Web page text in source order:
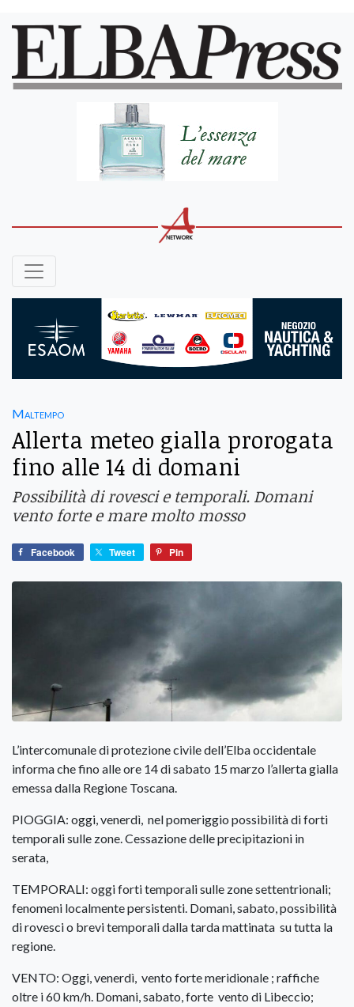
Maltempo
Allerta meteo gialla prorogata
fino alle 14 di domani
Possibilità di rovesci e temporali. Domani
vento forte e mare molto mosso
Facebook Tweet Pin
L’intercomunale di protezione civile dell’Elba occidentale
informa che fino alle ore 14 di sabato 15 marzo l’allerta gialla
emessa dalla Regione Toscana.
PIOGGIA: oggi, venerdì, nel pomeriggio possibilità di forti
temporali sulle zone. Cessazione delle precipitazioni in
serata,
TEMPORALI: oggi forti temporali sulle zone settentrionali;
fenomeni localmente persistenti. Domani, sabato, possibilità
di rovesci o brevi temporali dalla tarda mattinata su tutta la
regione.
VENTO: Oggi, venerdì, vento forte meridionale ; raffiche
oltre i 60 km/h. Domani, sabato, forte vento di Libeccio;